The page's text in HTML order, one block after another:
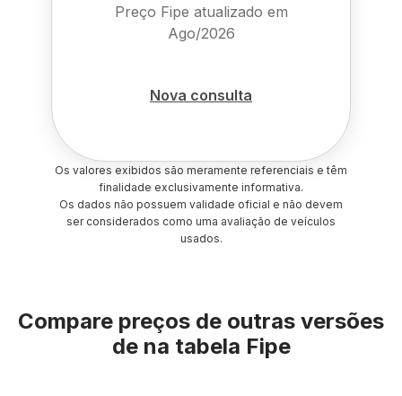
Preço Fipe atualizado em
Ago/2026
Nova consulta
Os valores exibidos são meramente referenciais e têm
finalidade exclusivamente informativa.
Os dados não possuem validade oficial e não devem
ser considerados como uma avaliação de veículos
usados.
Compare preços de outras versões
de na tabela Fipe